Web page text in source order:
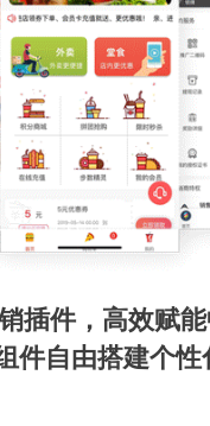
插件，高效赋
件自由搭建个